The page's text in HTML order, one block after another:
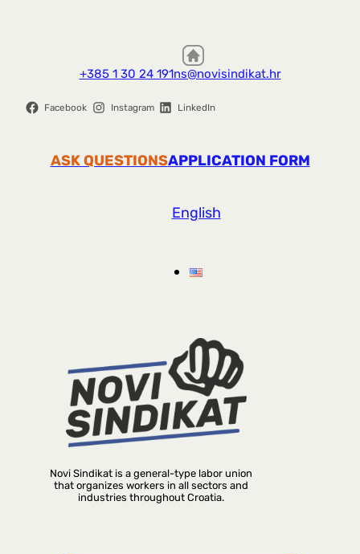
+385 1 30 24 191ns@novisindikat.hr
Facebook Instagram LinkedIn
ASK QUESTIONSAPPLICATION FORM
English
Novi Sindikat is a general-type labor union
that organizes workers in all sectors and
industries throughout Croatia.